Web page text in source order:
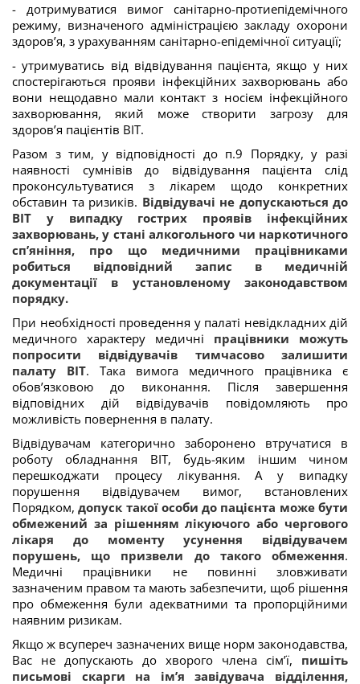
- дотримуватися вимог санітарно-протиепідемічного
режиму, визначеного адміністрацією закладу охорони
здоров’я, з урахуванням санітарно-епідемічної ситуації;
- утримуватись від відвідування пацієнта, якщо у них
спостерігаються прояви інфекційних захворювань або
вони нещодавно мали контакт з носієм інфекційного
захворювання, який може створити загрозу для
здоров’я пацієнтів ВІТ.
Разом з тим, у відповідності до п.9 Порядку, у разі
наявності сумнівів до відвідування пацієнта слід
проконсультуватися з лікарем щодо конкретних
обставин та ризиків. Відвідувачі не допускаються до
ВІТ у випадку гострих проявів інфекційних
захворювань, у стані алкогольного чи наркотичного
сп’яніння, про що медичними працівниками
робиться відповідний запис в медичній
документації в установленому законодавством
порядку.
При необхідності проведення у палаті невідкладних дій
медичного характеру медичні працівники можуть
попросити відвідувачів тимчасово залишити
палату ВІТ. Така вимога медичного працівника є
обов’язковою до виконання. Після завершення
відповідних дій відвідувачів повідомляють про
можливість повернення в палату.
Відвідувачам категорично заборонено втручатися в
роботу обладнання ВІТ, будь-яким іншим чином
перешкоджати процесу лікування. А у випадку
порушення відвідувачем вимог, встановлених
Порядком,допуск такої особи до пацієнта може бути
обмежений за рішенням лікуючого або чергового
лікаря до моменту усунення відвідувачем
порушень, що призвели до такого обмеження.
Медичні працівники не повинні зловживати
зазначеним правом та мають забезпечити, щоб рішення
про обмеження були адекватними та пропорційними
наявним ризикам.
Якщо ж всупереч зазначених вище норм законодавства,
Вас не допускають до хворого члена сім’ї, пишіть
письмові скарги на ім’я завідувача відділення,